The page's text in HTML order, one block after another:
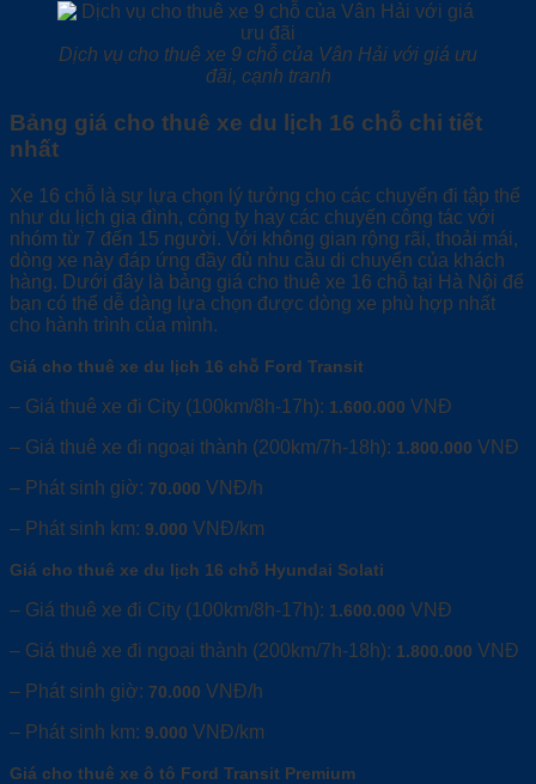
Dịch vụ cho thuê xe 9 chỗ của Vân Hải với giá ưu
đãi, cạnh tranh
Bảng giá cho thuê xe du lịch 16 chỗ chi tiết
nhất
Xe 16 chỗ là sự lựa chọn lý tưởng cho các chuyến đi tập thể
như du lịch gia đình, công ty hay các chuyến công tác với
nhóm từ 7 đến 15 người. Với không gian rộng rãi, thoải mái,
dòng xe này đáp ứng đầy đủ nhu cầu di chuyển của khách
hàng. Dưới đây là bảng giá cho thuê xe 16 chỗ tại Hà Nội để
bạn có thể dễ dàng lựa chọn được dòng xe phù hợp nhất
cho hành trình của mình.
Giá cho thuê xe du lịch 16 chỗ Ford Transit
– Giá thuê xe đi City (100km/8h-17h): 1.600.000 VNĐ
– Giá thuê xe đi ngoại thành (200km/7h-18h): 1.800.000 VNĐ
– Phát sinh giờ: 70.000 VNĐ/h
– Phát sinh km: 9.000 VNĐ/km
Giá cho thuê xe du lịch 16 chỗ Hyundai Solati
– Giá thuê xe đi City (100km/8h-17h): 1.600.000 VNĐ
– Giá thuê xe đi ngoại thành (200km/7h-18h): 1.800.000 VNĐ
– Phát sinh giờ: 70.000 VNĐ/h
– Phát sinh km: 9.000 VNĐ/km
Giá cho thuê xe ô tô Ford Transit Premium